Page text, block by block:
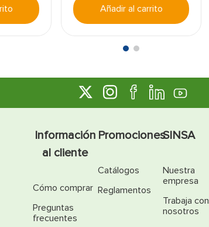
Añadir al carrito
Información
al cliente
Cómo comprar
Preguntas
frecuentes
Promociones
Catálogos
Reglamentos
SINSA
Nuestra
empresa
Trabaja con
nosotros